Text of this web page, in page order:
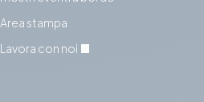
Area stampa
Lavora con noi